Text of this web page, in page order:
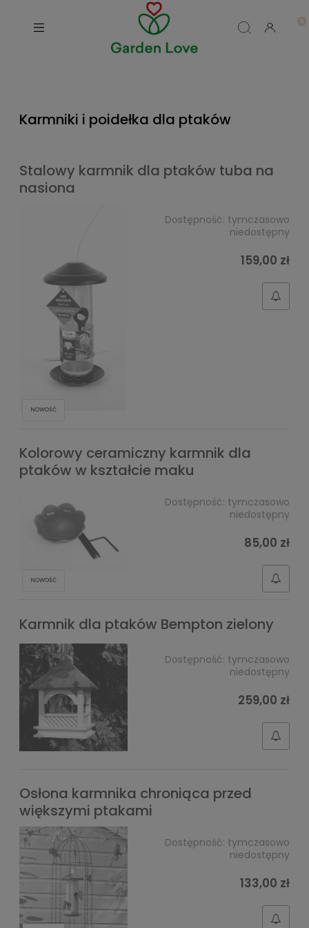
Karmniki i poidełka dla ptaków
Stalowy karmnik dla ptaków tuba na
nasiona
Dostępność: tymczasowo
niedostępny
159,00 zł
NOWOŚĆ
Kolorowy ceramiczny karmnik dla
ptaków w kształcie maku
Dostępność: tymczasowo
niedostępny
85,00 zł
NOWOŚĆ
Karmnik dla ptaków Bempton zielony
Dostępność: tymczasowo
niedostępny
259,00 zł
Osłona karmnika chroniąca przed
większymi ptakami
Dostępność: tymczasowo
niedostępny
133,00 zł